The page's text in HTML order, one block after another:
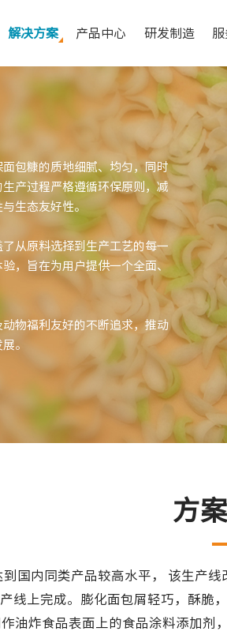
解决方案 产品中心 研发制造
包糠的质地细腻、均匀，同时
产过程严格遵循环保原则，减
生态友好性。
从原料选择到生产工艺的每一
，旨在为用户提供一个全面、
物福利友好的不断追求，推动
。
方
国内同类产品较高水平， 该生产
线上完成。膨化面包屑轻巧，酥脆
油炸食品表面上的食品涂料添加剂